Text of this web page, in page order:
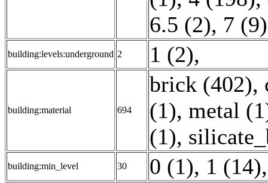
6.5 (2), 7 (9)
building:levels:underground 2 1 (2),
building:material 694
brick (402),
(1), metal
(1),
building:min_level 30 0 (1), 1 (14)